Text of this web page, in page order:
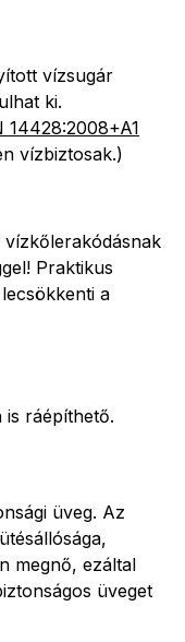
vízsugár
ki.
14428:2008+A1
vízbiztosak.)
Praktikus
a
ráépíthető.
üveg. Az
megnő, ezáltal
üveget